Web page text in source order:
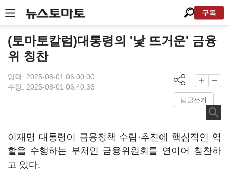
구독
(토마토칼럼)대통령의 '낯 뜨거운' 금융
위 칭찬
입력: 2025-08-01 06:00:00
수정: 2025-08-01 06:40:36
답글쓰기
이재명 대통령이 금융정책 수립·추진에 핵심적인 역
할을 수행하는 부처인 금융위원회를 연이어 칭찬하
고 있다.